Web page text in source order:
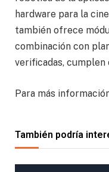
hardware para la
también ofrece
combinación con
verificadas,
Para más
También podría